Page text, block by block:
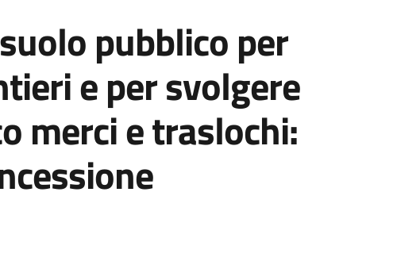
pubblico per
e per svolgere
merci e traslochi: